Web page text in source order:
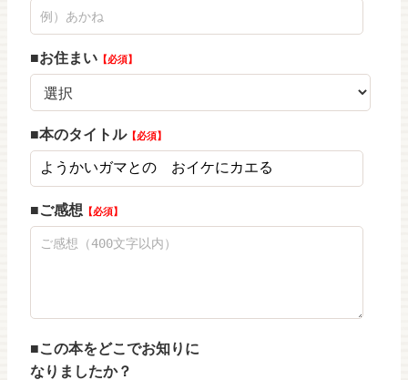
お住まい 必須
本のタイトル 必須
ご感想 必須
この本をどこでお知りに
なりましたか？